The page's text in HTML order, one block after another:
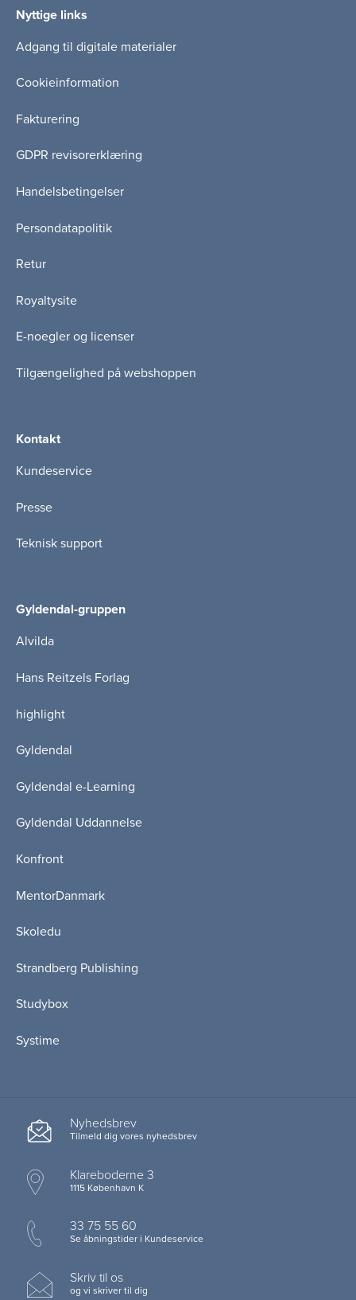
Nyttige links
Adgang til digitale materialer
Cookieinformation
Fakturering
GDPR revisorerklæring
Handelsbetingelser
Persondatapolitik
Retur
Royaltysite
E-noegler og licenser
Tilgængelighed på webshoppen
Kontakt
Kundeservice
Presse
Teknisk support
Gyldendal-gruppen
Alvilda
Hans Reitzels Forlag
highlight
Gyldendal
Gyldendal e-Learning
Gyldendal Uddannelse
Konfront
MentorDanmark
Skoledu
Strandberg Publishing
Studybox
Systime
Nyhedsbrev
Tilmeld dig vores nyhedsbrev
Klareboderne 3
1115 København K
33 75 55 60
Se åbningstider i Kundeservice
Skriv til os
og vi skriver til dig